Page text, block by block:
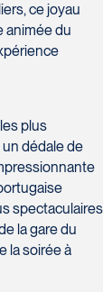
ce joyau
animée du
plus
dédale de
spectaculaires
la gare du
la soirée à